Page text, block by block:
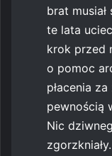
brat
te lata
krok przed
o pomoc
płacenia
pewnością
Nic